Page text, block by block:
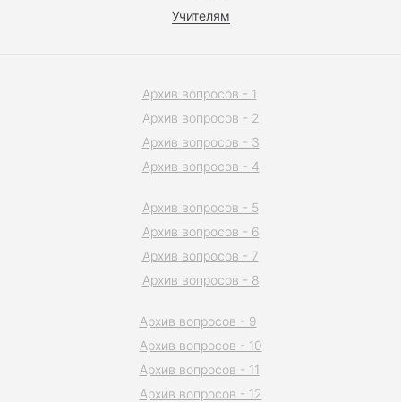
Учителям
Архив вопросов - 1
Архив вопросов - 2
Архив вопросов - 3
Архив вопросов - 4
Архив вопросов - 5
Архив вопросов - 6
Архив вопросов - 7
Архив вопросов - 8
Архив вопросов - 9
Архив вопросов - 10
Архив вопросов - 11
Архив вопросов - 12